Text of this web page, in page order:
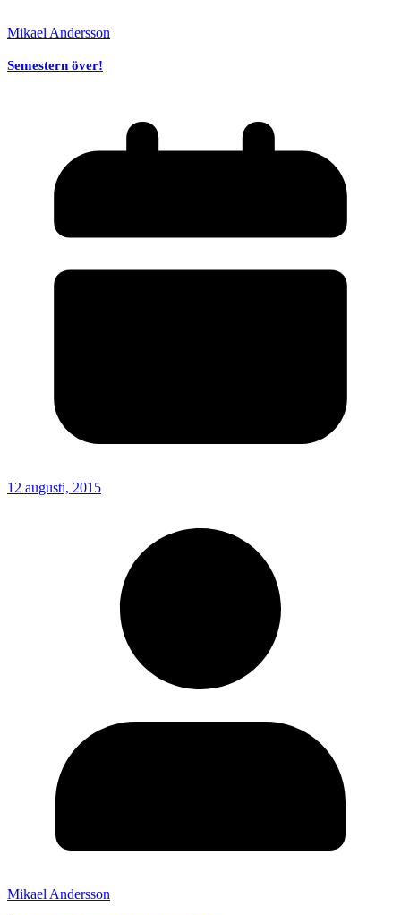
Mikael Andersson
Semestern över!
12 augusti, 2015
Mikael Andersson